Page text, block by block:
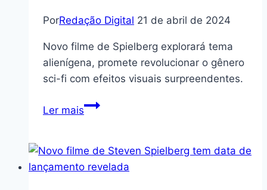
3
PorRedação Digital 21 de abril de 2024
Novo filme de Spielberg explorará tema
alienígena, promete revolucionar o gênero
sci-fi com efeitos visuais surpreendentes.
Ler maisNovo
Spielberg
explorará